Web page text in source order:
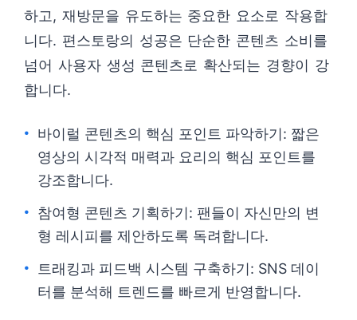
하고, 재방문을 유도하는 중요한 요소로 작용합
니다. 편스토랑의 성공은 단순한 콘텐츠 소비를
넘어 사용자 생성 콘텐츠로 확산되는 경향이 강
합니다.
바이럴 콘텐츠의 핵심 포인트 파악하기: 짧은
영상의 시각적 매력과 요리의 핵심 포인트를
강조합니다.
참여형 콘텐츠 기획하기: 팬들이 자신만의 변
형 레시피를 제안하도록 독려합니다.
트래킹과 피드백 시스템 구축하기: SNS 데이
터를 분석해 트렌드를 빠르게 반영합니다.